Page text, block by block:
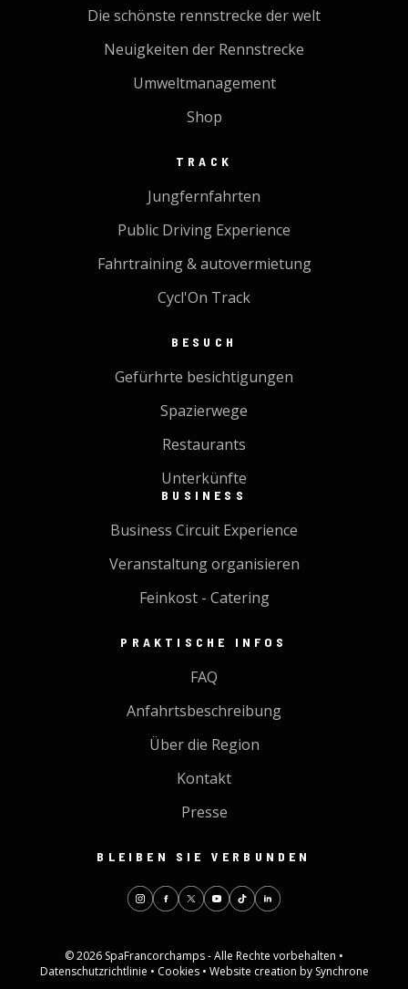
Die schönste rennstrecke der welt
Neuigkeiten der Rennstrecke
Umweltmanagement
Shop
TRACK
Jungfernfahrten
Public Driving Experience
Fahrtraining & autovermietung
Cycl'On Track
BESUCH
Gefürhrte besichtigungen
Spazierwege
Restaurants
Unterkünfte
BUSINESS
Business Circuit Experience
Veranstaltung organisieren
Feinkost - Catering
PRAKTISCHE INFOS
FAQ
Anfahrtsbeschreibung
Über die Region
Kontakt
Presse
BLEIBEN SIE VERBUNDEN
© 2026 SpaFrancorchamps - Alle Rechte vorbehalten •
Datenschutzrichtlinie • Cookies • Website creation by Synchrone